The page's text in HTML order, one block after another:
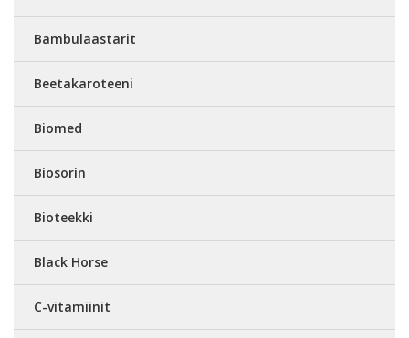
Bambulaastarit
Beetakaroteeni
Biomed
Biosorin
Bioteekki
Black Horse
C-vitamiinit